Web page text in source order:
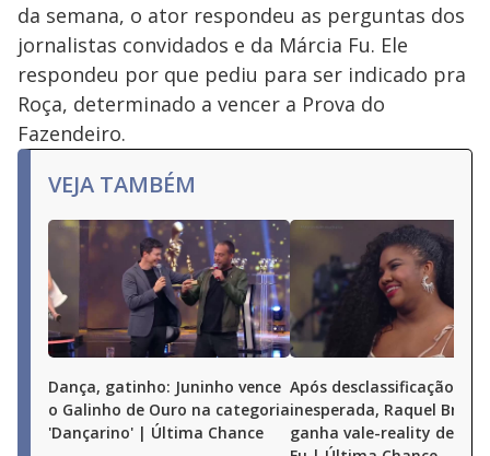
da semana, o ator respondeu as perguntas dos
jornalistas convidados e da Márcia Fu. Ele
respondeu por que pediu para ser indicado pra
Roça, determinado a vencer a Prova do
Fazendeiro.
VEJA TAMBÉM
Dança, gatinho: Juninho vence
o Galinho de Ouro na categoria
'Dançarino' | Última Chance
Após desclassificação
inesperada, Raquel Brito
ganha vale-reality de